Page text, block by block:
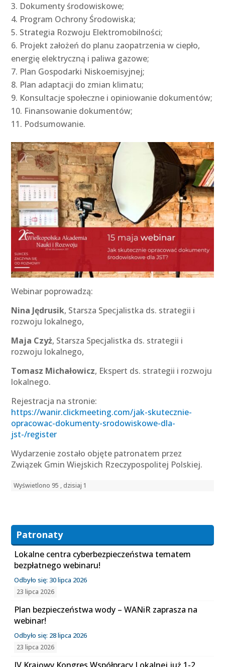
Dokumenty środowiskowe;
Program Ochrony Środowiska;
Strategia Rozwoju Elektromobilności;
Projekt założeń do planu zaopatrzenia w ciepło,
energię elektryczną i paliwa gazowe;
Plan Gospodarki Niskoemisyjnej;
Plan adaptacji do zmian klimatu;
Konsultacje społeczne i opiniowanie dokumentów;
Finansowanie dokumentów;
Podsumowanie.
Webinar poprowadzą:
Nina Jędrusik, Starsza Specjalistka ds. strategii i
rozwoju lokalnego,
Maja Czyż, Starsza Specjalistka ds. strategii i
rozwoju lokalnego,
Tomasz Michałowicz, Ekspert ds. strategii i rozwoju
lokalnego.
Rejestracja na stronie:
https://wanir.clickmeeting.com/jak-skutecznie-
opracowac-dokumenty-srodowiskowe-dla-
jst-/register
Wydarzenie zostało objęte patronatem przez
Związek Gmin Wiejskich Rzeczypospolitej Polskiej.
Wyświetlono 95 , dzisiaj 1
Patronaty
Lokalne centra cyberbezpieczeństwa tematem
bezpłatnego webinaru!
Odbyło się: 30 lipca 2026
23 lipca 2026
Plan bezpieczeństwa wody – WANiR zaprasza na
webinar!
Odbyło się: 28 lipca 2026
23 lipca 2026